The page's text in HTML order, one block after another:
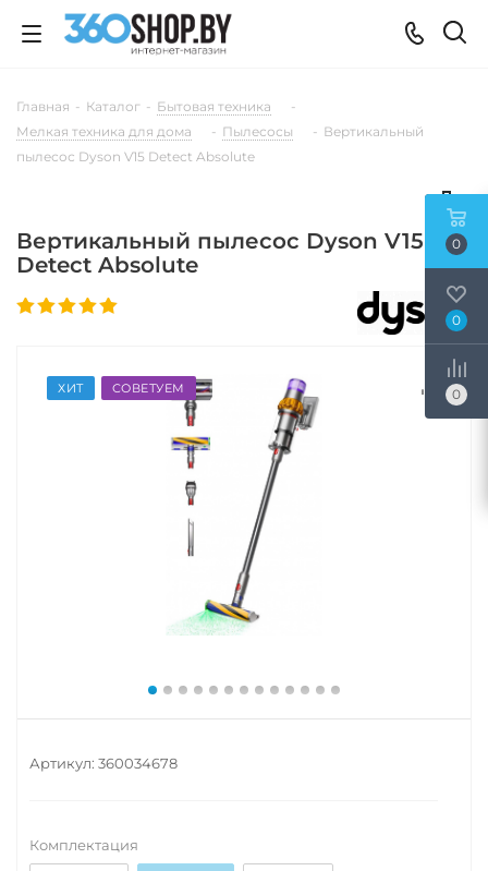
Главная - Каталог - Бытовая техника
-
Мелкая техника для дома
- Пылесосы - Вертикальный
пылесос Dyson V15 Detect Absolute
Вертикальный пылесос Dyson V15
Detect Absolute
ХИТ СОВЕТУЕМ
Артикул: 360034678
Комплектация
0
0
0